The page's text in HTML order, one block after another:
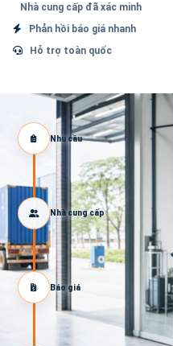
Nhà cung cấp đã xác minh
Phản hồi báo giá nhanh
Hỗ trợ toàn quốc
Nhu cầu
Nhà cung cấp
Báo giá